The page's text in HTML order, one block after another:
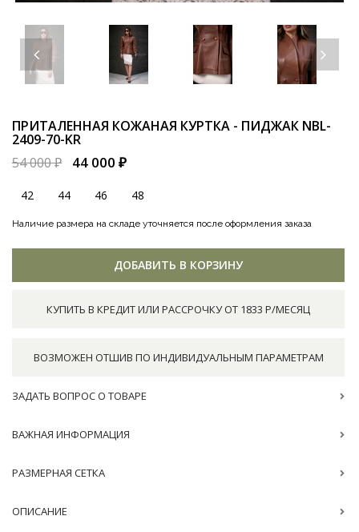
ПРИТАЛЕННАЯ КОЖАНАЯ КУРТКА - ПИДЖАК NBL-
2409-70-KR
54 000 ₽
44 000 ₽
42 44 46 48
Наличие размера на складе уточняется после оформления заказа
ДОБАВИТЬ В КОРЗИНУ
КУПИТЬ В КРЕДИТ ИЛИ РАССРОЧКУ ОТ 1833 Р/МЕСЯЦ
ВОЗМОЖЕН ОТШИВ ПО ИНДИВИДУАЛЬНЫМ ПАРАМЕТРАМ
ЗАДАТЬ ВОПРОС О ТОВАРЕ
ВАЖНАЯ ИНФОРМАЦИЯ
РАЗМЕРНАЯ СЕТКА
ОПИСАНИЕ